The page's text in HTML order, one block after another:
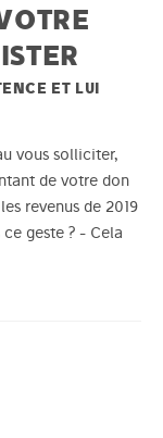
ET LUI
vous solliciter,
de votre don
revenus de 2019
geste ? - Cela